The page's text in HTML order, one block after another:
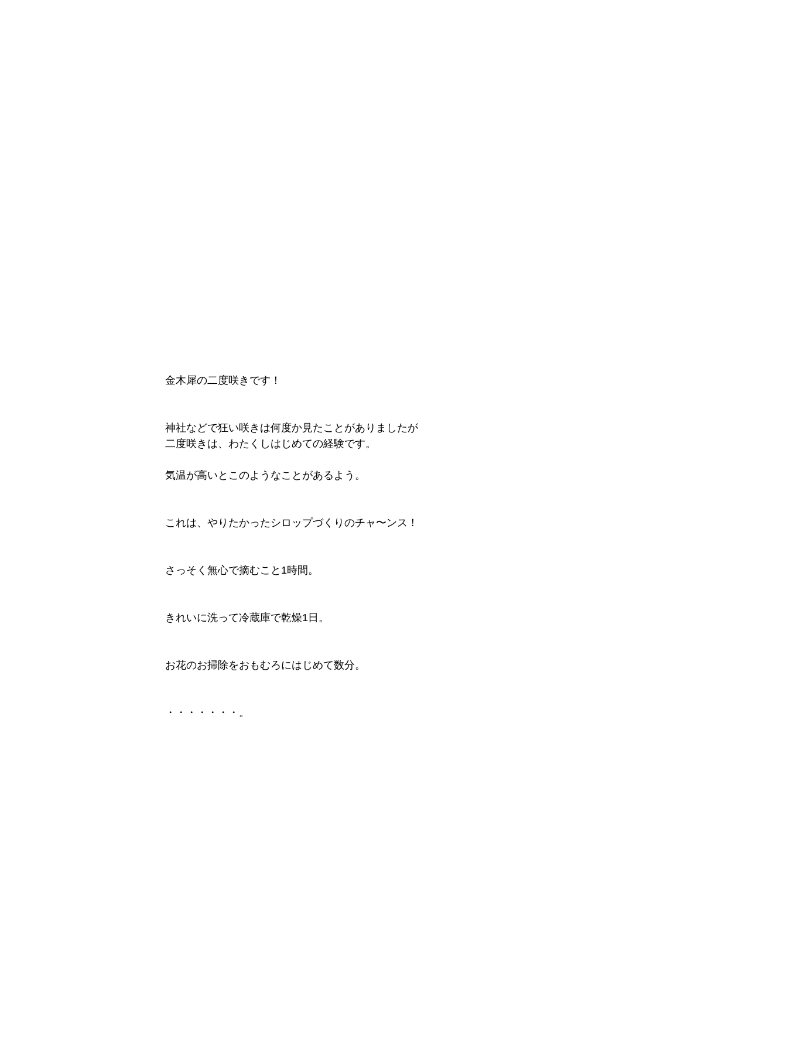
金木犀の二度咲きです！
神社などで狂い咲きは何度か見たことがありましたが
二度咲きは、わたくしはじめての経験です。
気温が高いとこのようなことがあるよう。
これは、やりたかったシロップづくりのチャ〜ンス！
さっそく無心で摘むこと1時間。
きれいに洗って冷蔵庫で乾燥1日。
お花のお掃除をおもむろにはじめて数分。
・・・・・・・。